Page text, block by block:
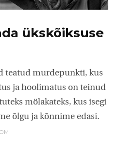
ükskõiksuse
teatud murdepunkti, kus
ja hoolimatus on teinud
mölakateks, kus isegi
õlgu ja kõnnime edasi.